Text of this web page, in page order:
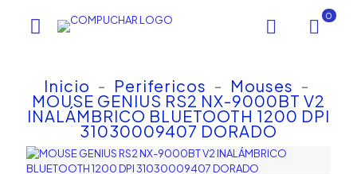
0
Inicio - Perifericos - Mouses -
MOUSE GENIUS RS2 NX-9000BT V2
INALÁMBRICO BLUETOOTH 1200 DPI
31030009407 DORADO